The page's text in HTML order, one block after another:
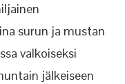
surun ja mustan
valkoiseksi
jälkeiseen